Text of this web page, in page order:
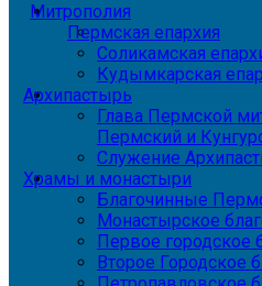
Митрополия
Пермская епархия
Соликамская
Кудымкарская
Архипастырь
Глава Пермской
Пермский и
Служение
Храмы и монастыри
Благочинные
Монастырское
Первое городское
Второе Городское